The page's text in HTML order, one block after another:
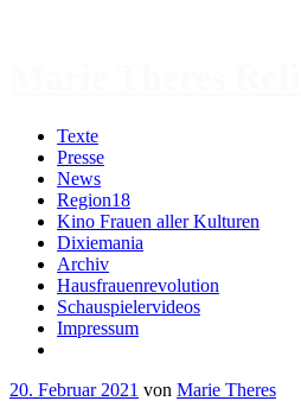
Texte
Presse
News
Region18
Kino Frauen aller Kulturen
Dixiemania
Archiv
Hausfrauenrevolution
Schauspielervideos
Impressum
20. Februar 2021 von Marie Theres